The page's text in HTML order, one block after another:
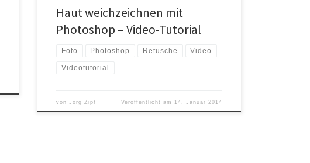
Haut weichzeichnen mit
Photoshop – Video-Tutorial
Foto Photoshop Retusche Video
Videotutorial
vonJörg Zipf Veröffentlicht am 14. Januar 2014